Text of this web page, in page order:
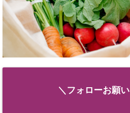
＼フォローお願